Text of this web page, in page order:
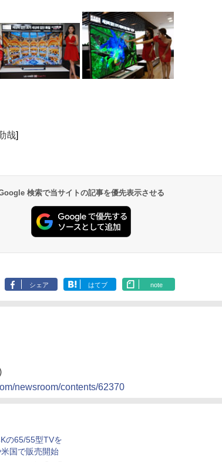
哉]
検索で当サイトの記事を優先表示させる
シェア はてブ note
newsroom/contents/62370
の65/55型TVを
国で販売開始